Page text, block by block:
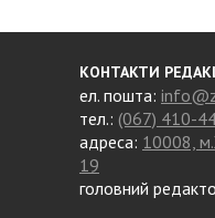
КОНТАКТИ
ел. пошта:
тел.: (067) 410-
адреса: 10008,
19
головний